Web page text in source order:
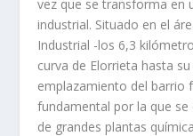
vez que se transforma en
industrial. Situado en el
Industrial -los 6,3
curva de Elorrieta hasta
emplazamiento del barrio
fundamental por la que
de grandes plantas